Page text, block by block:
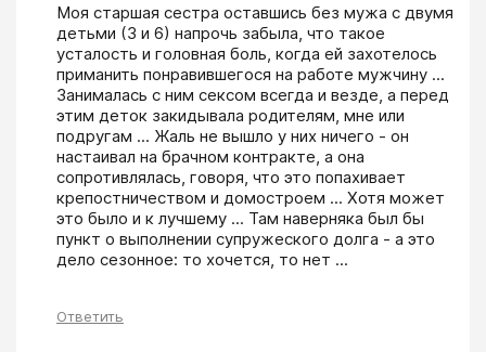
Моя старшая сестра оставшись без мужа с двумя
детьми (3 и 6) напрочь забыла, что такое
усталость и головная боль, когда ей захотелось
приманить понравившегося на работе мужчину ...
Занималась с ним сексом всегда и везде, а перед
этим деток закидывала родителям, мне или
подругам ... Жаль не вышло у них ничего - он
настаивал на брачном контракте, а она
сопротивлялась, говоря, что это попахивает
крепостничеством и домостроем ... Хотя может
это было и к лучшему ... Там наверняка был бы
пункт о выполнении супружеского долга - а это
дело сезонное: то хочется, то нет ...
Ответить